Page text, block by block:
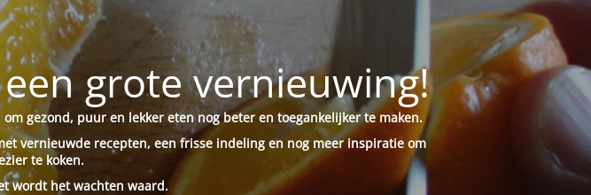
grote vernieuwing!
gezond, puur en lekker eten nog beter en toegankelijker te maken.
vernieuwde recepten, een frisse indeling en nog meer inspiratie om
te koken.
wordt het wachten waard.